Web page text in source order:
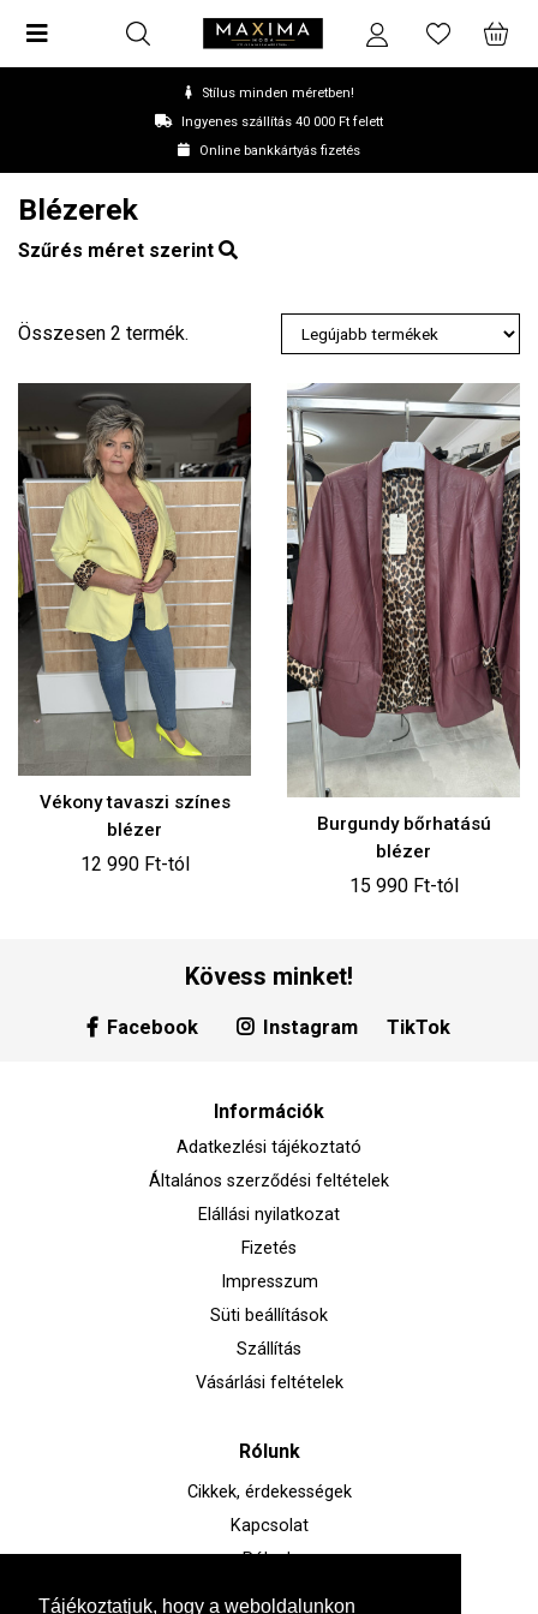
Tájékoztatjuk, hogy a weboldalunkon
Stílus minden méretben!
Ingyenes szállítás 40 000 Ft felett
Online bankkártyás fizetés
Blézerek
Szűrés méret szerint
Összesen 2 termék.
Vékony tavaszi színes
blézer
12 990 Ft-tól
Burgundy bőrhatású
blézer
15 990 Ft-tól
Kövess minket!
Facebook Instagram TikTok
Információk
Adatkezlési tájékoztató
Általános szerződési feltételek
Elállási nyilatkozat
Fizetés
Impresszum
Süti beállítások
Szállítás
Vásárlási feltételek
Rólunk
Cikkek, érdekességek
Kapcsolat
Rólunk